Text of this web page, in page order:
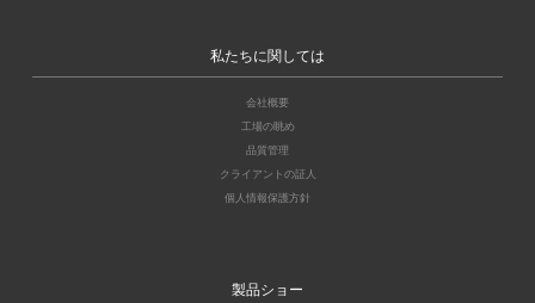
私たちに関しては
会社概要
工場の眺め
品質管理
クライアントの証人
個人情報保護方針
製品ショー